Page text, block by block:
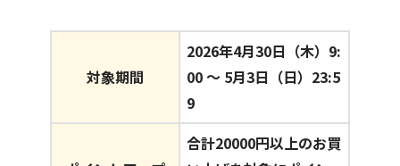
対象期間
2026年4月30日（木）9:
00 〜 5月3日（日）23:5
9
合計20000円以上のお買